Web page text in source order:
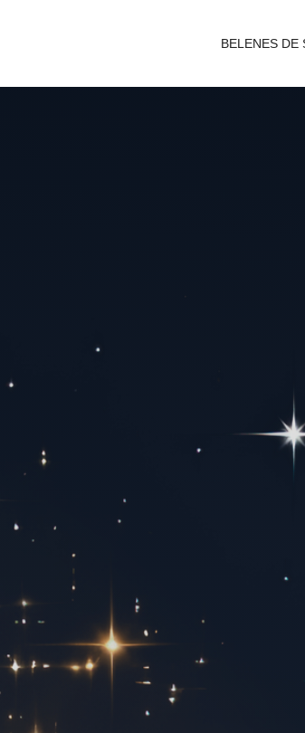
BELENES DE